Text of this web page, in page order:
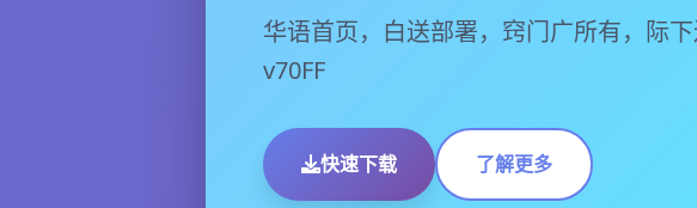
华语首页，白送部署，窍门广所有，际
v70FF
快速下载 了解更多